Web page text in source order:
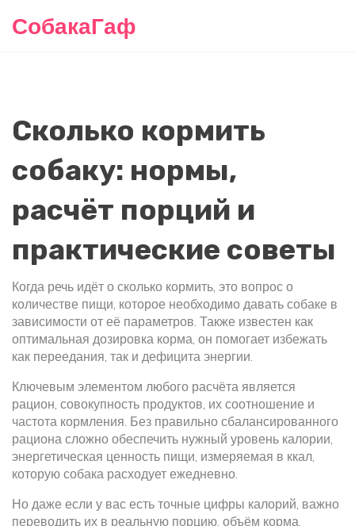
СобакаГаф
Сколько кормить
собаку: нормы,
расчёт порций и
практические советы
Когда речь идёт о сколько кормить, это вопрос о
количестве пищи, которое необходимо давать собаке в
зависимости от её параметров. Также известен как
оптимальная дозировка корма, он помогает избежать
как переедания, так и дефицита энергии.
Ключевым элементом любого расчёта является
рацион, совокупность продуктов, их соотношение и
частота кормления. Без правильно сбалансированного
рациона сложно обеспечить нужный уровень калории,
энергетическая ценность пищи, измеряемая в ккал,
которую собака расходует ежедневно.
Но даже если у вас есть точные цифры калорий, важно
переводить их в реальную порцию, объём корма,